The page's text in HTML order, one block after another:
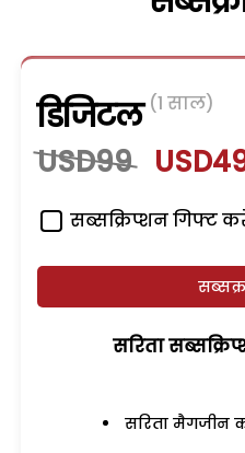
डिजिटल (1 साल)
USD99
सब्सक्रिप्शन गिफ्ट
सरिता
सरिता मैगजीन